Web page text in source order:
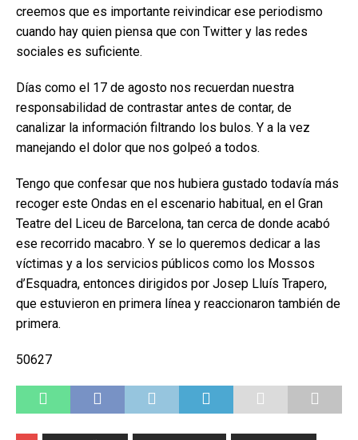
creemos que es importante reivindicar ese periodismo
cuando hay quien piensa que con Twitter y las redes
sociales es suficiente.
Días como el 17 de agosto nos recuerdan nuestra
responsabilidad de contrastar antes de contar, de
canalizar la información filtrando los bulos. Y a la vez
manejando el dolor que nos golpeó a todos.
Tengo que confesar que nos hubiera gustado todavía más
recoger este Ondas en el escenario habitual, en el Gran
Teatre del Liceu de Barcelona, tan cerca de donde acabó
ese recorrido macabro. Y se lo queremos dedicar a las
víctimas y a los servicios públicos como los Mossos
d’Esquadra, entonces dirigidos por Josep Lluís Trapero,
que estuvieron en primera línea y reaccionaron también de
primera.
50627